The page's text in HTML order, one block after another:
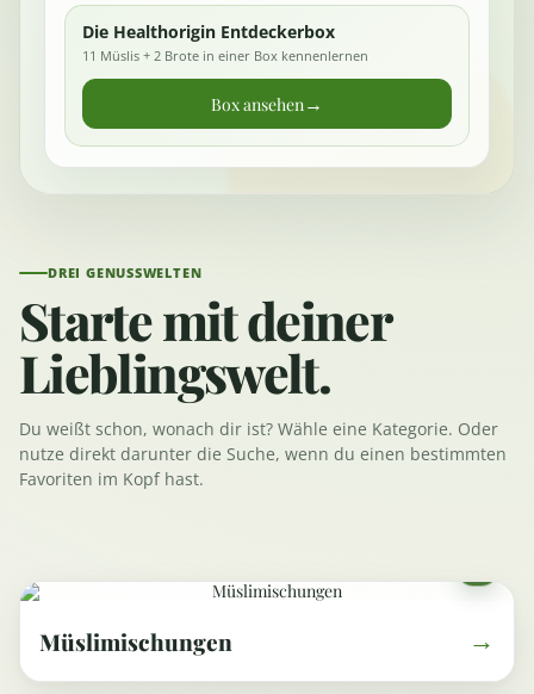
Die Healthorigin Entdeckerbox
11 Müslis + 2 Brote in einer Box kennenlernen
Box ansehen→
DREI GENUSSWELTEN
Starte mit deiner
Lieblingswelt.
Du weißt schon, wonach dir ist? Wähle eine Kategorie. Oder
nutze direkt darunter die Suche, wenn du einen bestimmten
Favoriten im Kopf hast.
Müslimischungen